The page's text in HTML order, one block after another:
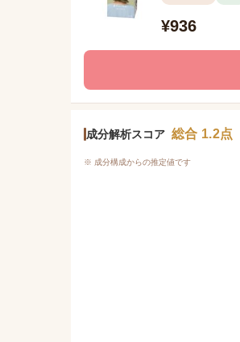
¥936
成分解析スコア 総合 1.2点
※ 成分構成からの推定値です